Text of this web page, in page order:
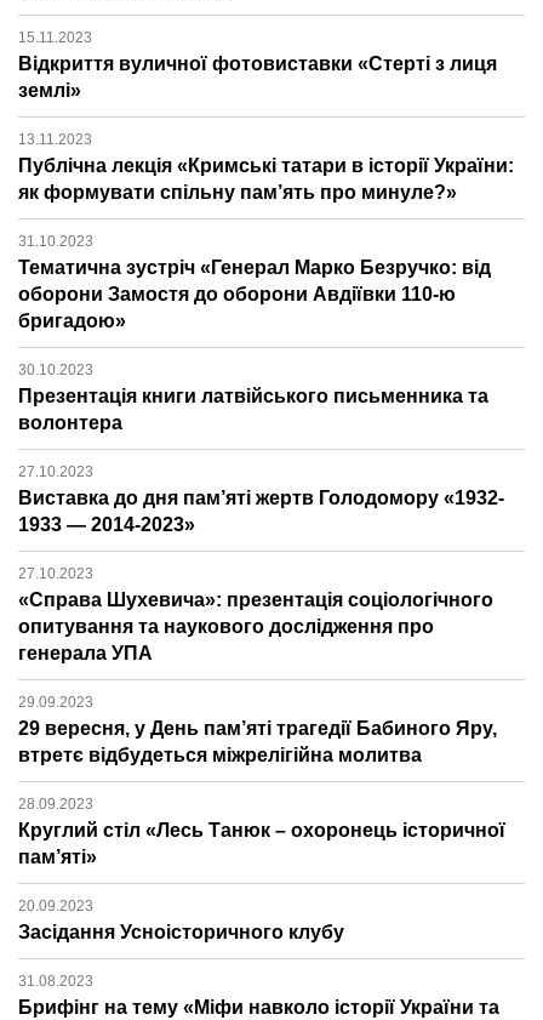
15.11.2023
Відкриття вуличної фотовиставки «Стерті з лиця
землі»
13.11.2023
Публічна лекція «Кримські татари в історії України:
як формувати спільну пам’ять про минуле?»
31.10.2023
Тематична зустріч «Генерал Марко Безручко: від
оборони Замостя до оборони Авдіївки 110-ю
бригадою»
30.10.2023
Презентація книги латвійського письменника та
волонтера
27.10.2023
Виставка до дня пам’яті жертв Голодомору «1932-
1933 — 2014-2023»
27.10.2023
«Справа Шухевича»: презентація соціологічного
опитування та наукового дослідження про
генерала УПА
29.09.2023
29 вересня, у День пам’яті трагедії Бабиного Яру,
втретє відбудеться міжрелігійна молитва
28.09.2023
Круглий стіл «Лесь Танюк – охоронець історичної
пам’яті»
20.09.2023
Засідання Усноісторичного клубу
31.08.2023
Брифінг на тему «Міфи навколо історії України та